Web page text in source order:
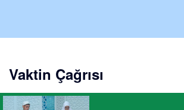
Vaktin Çağrısı